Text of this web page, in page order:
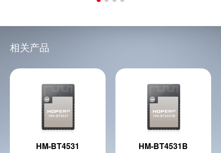
相关产品
HM-BT4531 HM-BT4531B